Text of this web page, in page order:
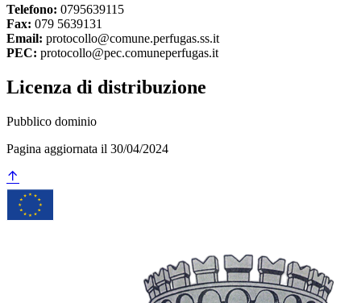
Telefono: 0795639115
Fax: 079 5639131
Email: protocollo@comune.perfugas.ss.it
PEC: protocollo@pec.comuneperfugas.it
Licenza di distribuzione
Pubblico dominio
Pagina aggiornata il 30/04/2024